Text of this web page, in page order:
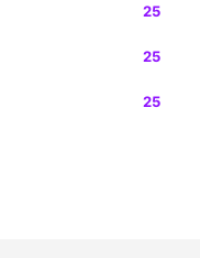
25
25
25